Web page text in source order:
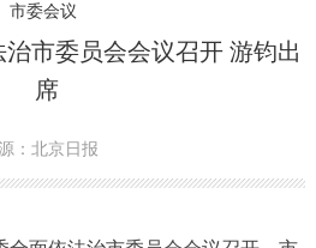
国务院信息
会议信息
市委会议
市委员会会议召开 游钧出
席
：北京日报